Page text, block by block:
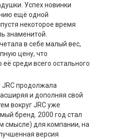
Успех новинки
ещё одной
некоторое время
знаменитой.
в себе малый вес,
цену, что
среди всего остального
продолжала
и дополняя свой
вокруг JRC уже
бренд. 2000 год стал
смысле) для компании, на
версия